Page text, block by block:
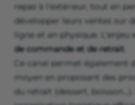
repas à l'extérieur, tout en
développer leurs ventes sur
ligne et en physique. L'enjeu
de commande et de retrait
Ce canal permet également
moyen en proposant des
du retrait (dessert,